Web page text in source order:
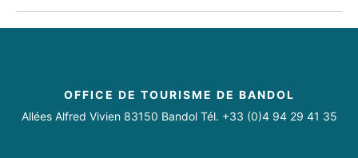
Mercredi Ouvert
Vendredi Ouvert
Moyens de paiement
https://www.facebook.com/accordacorps
https://www.instagram.com/yoga.ofbandol?
OFFICE DE TOURISME DE BANDOL
Allées Alfred Vivien 83150 Bandol Tél. +33 (0)4 94 29 41 35